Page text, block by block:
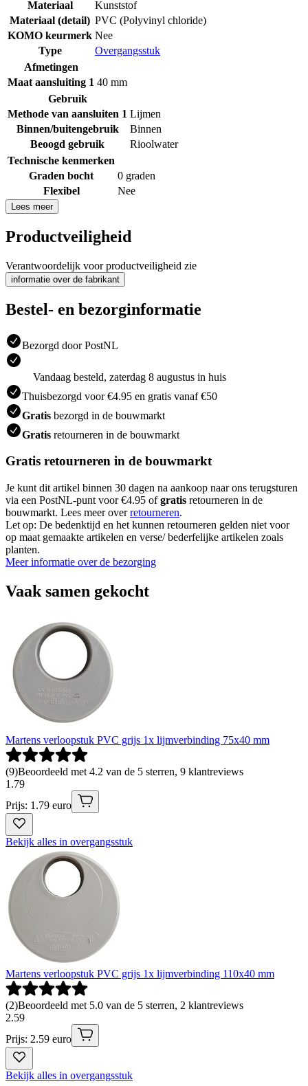
Materiaal
Kunststof
Materiaal (detail) PVC (Polyvinyl chloride)
KOMO keurmerk Nee
Type
Overgangsstuk
Afmetingen
Maat aansluiting 1 40 mm
Gebruik
Methode van aansluiten 1 Lijmen
Binnen/buitengebruik
Binnen
Beoogd gebruik
Rioolwater
Technische kenmerken
Graden bocht
0 graden
Flexibel
Nee
Lees meer
Productveiligheid
Verantwoordelijk voor productveiligheid zie
informatie over de fabrikant
Bestel- en bezorginformatie
Bezorgd door PostNL
Vandaag besteld, zaterdag 8 augustus in huis
Thuisbezorgd voor €4.95 en gratis vanaf €50
Gratis bezorgd in de bouwmarkt
Gratis retourneren in de bouwmarkt
Gratis retourneren in de bouwmarkt
Je kunt dit artikel binnen 30 dagen na aankoop naar ons terugsturen
via een PostNL-punt voor €4.95 ofgratis retourneren in de
bouwmarkt. Lees meer overretourneren.
Let op: De bedenktijd en het kunnen retourneren gelden niet voor
op maat gemaakte artikelen en verse/ bederfelijke artikelen zoals
planten.
Meer informatie over de bezorging
Vaak samen gekocht
Martens verloopstuk PVC grijs 1x lijmverbinding 75x40 mm
(9)Beoordeeld met 4.2 van de 5 sterren, 9 klantreviews
1 .79
Prijs: 1.79 euro
Bekijk alles in overgangsstuk
Martens verloopstuk PVC grijs 1x lijmverbinding 110x40 mm
(2)Beoordeeld met 5.0 van de 5 sterren, 2 klantreviews
2.59
Prijs: 2.59 euro
Bekijk alles in overgangsstuk